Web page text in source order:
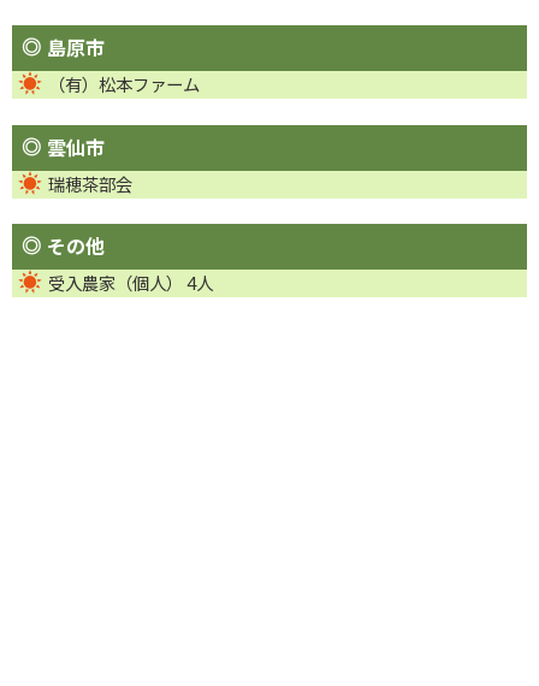
島原市
（有）松本ファーム
雲仙市
瑞穂茶部会
その他
受入農家（個人） 4人